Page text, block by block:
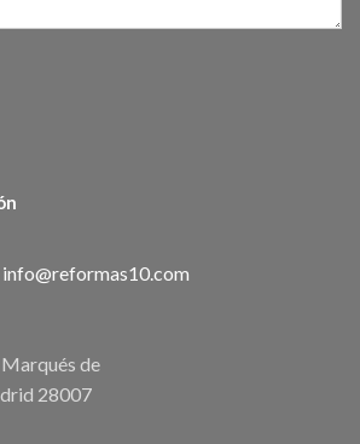
info@reformas10.com
de
28007